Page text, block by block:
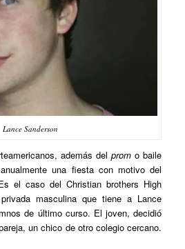
Lance Sanderson
además delprom o baile
una fiesta con motivo del
el caso del Christian brothers High
masculina que tiene a Lance
de último curso. El joven, decidió
un chico de otro colegio cercano.